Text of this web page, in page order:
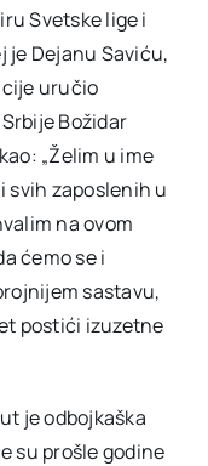
Svetske lige i
je Dejanu Saviću,
uručio
Božidar
„Želim u ime
svih zaposlenih u
na ovom
ćemo se i
sastavu,
postići izuzetne
je odbojkaška
su prošle godine